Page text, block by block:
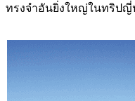
ทรงจำอันยิ่งใหญ่ในทริปญี่